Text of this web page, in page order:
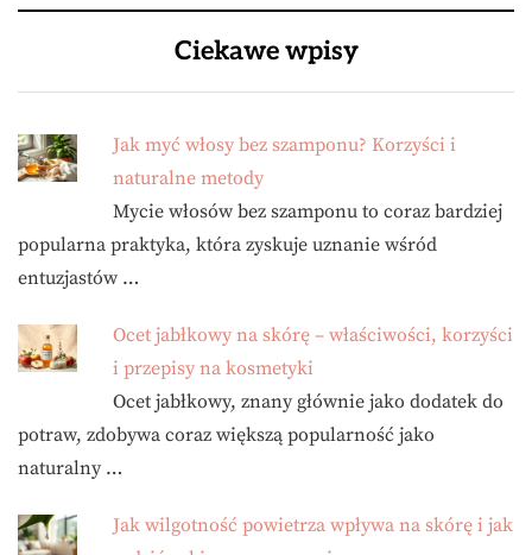
Ciekawe wpisy
Jak myć włosy bez szamponu? Korzyści i
naturalne metody
Mycie włosów bez szamponu to coraz bardziej
popularna praktyka, która zyskuje uznanie wśród
entuzjastów …
Ocet jabłkowy na skórę – właściwości, korzyści
i przepisy na kosmetyki
Ocet jabłkowy, znany głównie jako dodatek do
potraw, zdobywa coraz większą popularność jako
naturalny …
Jak wilgotność powietrza wpływa na skórę i jak